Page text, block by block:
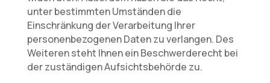
unter bestimmten Umständen die
Einschränkung der Verarbeitung Ihrer
personenbezogenen Daten zu verlangen. Des
Weiteren steht Ihnen ein Beschwerderecht bei
der zuständigen Aufsichtsbehörde zu.